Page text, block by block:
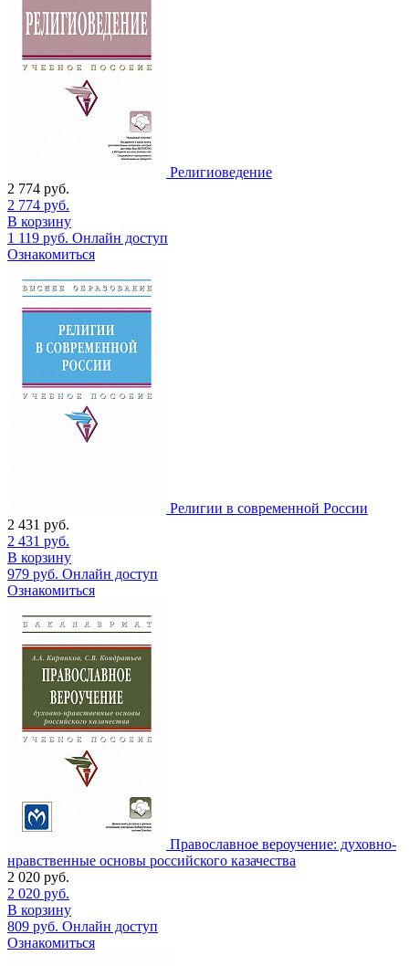
Религиоведение
2 774 руб.
2 774 руб.
В корзину
1 119 руб. Онлайн доступ
Ознакомиться
Религии в современной России
2 431 руб.
2 431 руб.
В корзину
979 руб. Онлайн доступ
Ознакомиться
Православное вероучение: духовно-
нравственные основы российского казачества
2 020 руб.
2 020 руб.
В корзину
809 руб. Онлайн доступ
Ознакомиться